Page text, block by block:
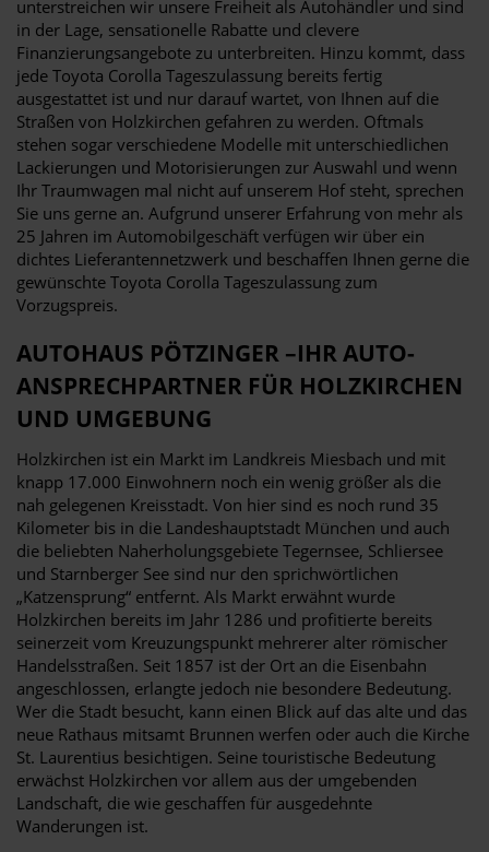
unterstreichen wir unsere Freiheit als Autohändler und sind
in der Lage, sensationelle Rabatte und clevere
Finanzierungsangebote zu unterbreiten. Hinzu kommt, dass
jede Toyota Corolla Tageszulassung bereits fertig
ausgestattet ist und nur darauf wartet, von Ihnen auf die
Straßen von Holzkirchen gefahren zu werden. Oftmals
stehen sogar verschiedene Modelle mit unterschiedlichen
Lackierungen und Motorisierungen zur Auswahl und wenn
Ihr Traumwagen mal nicht auf unserem Hof steht, sprechen
Sie uns gerne an. Aufgrund unserer Erfahrung von mehr als
25 Jahren im Automobilgeschäft verfügen wir über ein
dichtes Lieferantennetzwerk und beschaffen Ihnen gerne die
gewünschte Toyota Corolla Tageszulassung zum
Vorzugspreis.
AUTOHAUS PÖTZINGER –IHR AUTO-
ANSPRECHPARTNER FÜR HOLZKIRCHEN
UND UMGEBUNG
Holzkirchen ist ein Markt im Landkreis Miesbach und mit
knapp 17.000 Einwohnern noch ein wenig größer als die
nah gelegenen Kreisstadt. Von hier sind es noch rund 35
Kilometer bis in die Landeshauptstadt München und auch
die beliebten Naherholungsgebiete Tegernsee, Schliersee
und Starnberger See sind nur den sprichwörtlichen
„Katzensprung“ entfernt. Als Markt erwähnt wurde
Holzkirchen bereits im Jahr 1286 und profitierte bereits
seinerzeit vom Kreuzungspunkt mehrerer alter römischer
Handelsstraßen. Seit 1857 ist der Ort an die Eisenbahn
angeschlossen, erlangte jedoch nie besondere Bedeutung.
Wer die Stadt besucht, kann einen Blick auf das alte und das
neue Rathaus mitsamt Brunnen werfen oder auch die Kirche
St. Laurentius besichtigen. Seine touristische Bedeutung
erwächst Holzkirchen vor allem aus der umgebenden
Landschaft, die wie geschaffen für ausgedehnte
Wanderungen ist.